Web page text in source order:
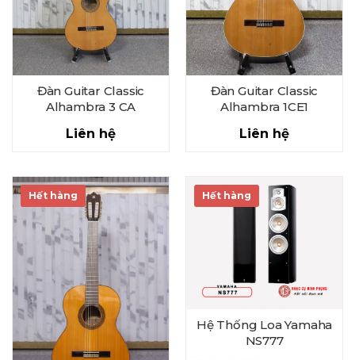
Đàn Guitar Classic
Alhambra 3 CA
Liên hệ
Đàn Guitar Classic
Alhambra 1CE1
Liên hệ
Hết hàng Hết hàng
Hệ Thống Loa Yamaha
NS777